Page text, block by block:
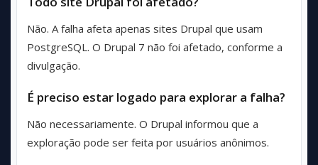
Não. A falha afeta apenas sites Drupal que usam
PostgreSQL. O Drupal 7 não foi afetado, conforme a
divulgação.
É preciso estar logado para explorar a falha?
Não necessariamente. O Drupal informou que a
exploração pode ser feita por usuários anônimos.